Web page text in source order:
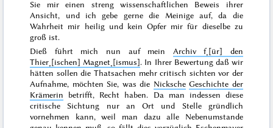
Sie mir einen streng wissenschaftlichen Beweis ihrer
Ansicht, und ich gebe gerne die Meinige auf, da die
Wahrheit mir heilig und kein Opfer mir für dieselbe zu
groß ist.
Dieß führt mich nun auf mein Archiv f˖[ür] den
Thier˖[ischen] Magnet˖[ismus]. In Ihrer Bewertung daß wir
hätten sollen die Thatsachen mehr critisch sichten vor der
Aufnahme, möchten Sie, was die Nicksche Geschichte der
Krämerin betrifft, Recht haben. Da man indessen diese
critische Sichtung nur an Ort und Stelle gründlich
vornehmen kann, weil man dazu alle Nebenumstande